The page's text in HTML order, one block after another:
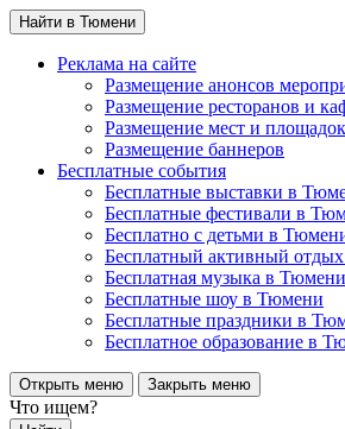
Найти в Тюмени
Реклама на сайте
Размещение анонсов
Размещение ресторанов и
Размещение мест и площадок
Размещение баннеров
Бесплатные события
Бесплатные выставки в
Бесплатные фестивали в
Бесплатно с детьми в
Бесплатный активный
Бесплатная музыка в Тюмени
Бесплатные шоу в Тюмени
Бесплатные праздники в
Бесплатное образование в
Открыть меню Закрыть меню
Что ищем?